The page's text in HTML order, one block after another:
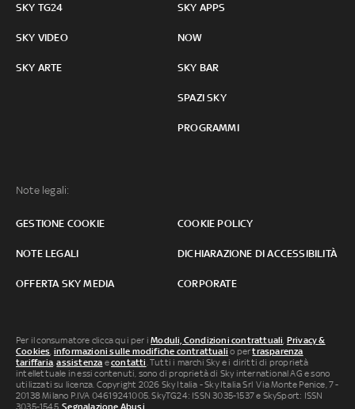
SKY TG24
SKY VIDEO
SKY ARTE
SKY APPS
NOW
SKY BAR
SPAZI SKY
PROGRAMMI
Note legali:
GESTIONE COOKIE COOKIE POLICY
NOTE LEGALI DICHIARAZIONE DI ACCESSIBILITÀ
OFFERTA SKY MEDIA CORPORATE
Per il consumatore clicca qui per iModuli, Condizioni contrattuali, Privacy &
Cookies, informazioni sulle modifiche contrattuali o pertrasparenza
tariffaria,assistenza econtatti. Tutti i marchi Sky e i diritti di proprietà
intellettuale in essi contenuti, sono di proprietà di Sky international AG e sono
utilizzati su licenza. Copyright 2026 Sky Italia - Sky Italia Srl Via Monte Penice, 7 -
20138 Milano P.IVA 04619241005. SkyTG24: ISSN 3035-1537 e SkySport: ISSN
3035-1545.Segnalazione Abusi